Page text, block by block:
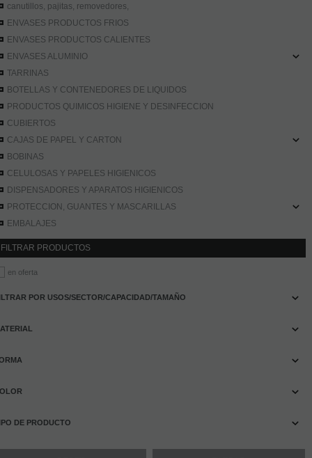
canutillos, pajitas, removedores,
ENVASES PRODUCTOS FRIOS
ENVASES PRODUCTOS CALIENTES
ENVASES ALUMINIO
TARRINAS
BOTELLAS Y CONTENEDORES DE LIQUIDOS
PRODUCTOS QUIMICOS HIGIENE Y DESINFECCION
CUBIERTOS
CAJAS DE PAPEL Y CARTON
BOBINAS
CELULOSAS Y PAPELES HIGIENICOS
DISPENSADORES Y APARATOS HIGIENICOS
PROTECCION, GUANTES Y MASCARILLAS
EMBALAJES
FILTRAR PRODUCTOS
en oferta
POR USOS/SECTOR/CAPACIDAD/TAMAÑO
DE PRODUCTO